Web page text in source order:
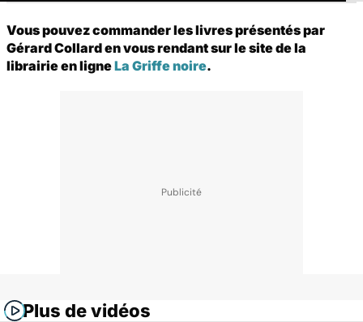
Vous pouvez commander les livres présentés par
Gérard Collard en vous rendant sur le site de la
librairie en ligneLa Griffe noire.
Plus de vidéos